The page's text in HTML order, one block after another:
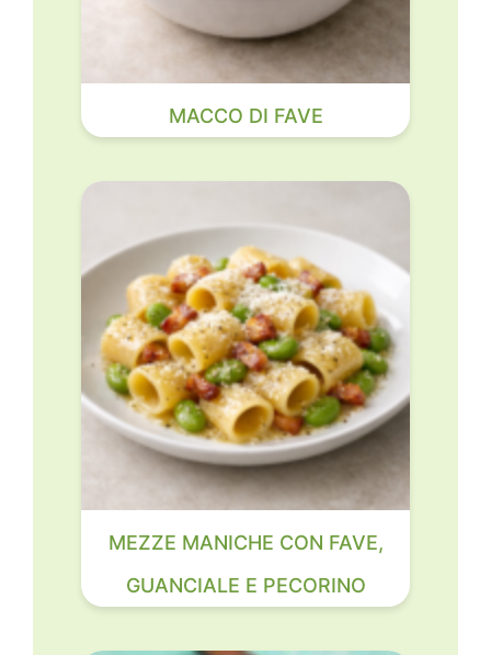
MACCO DI FAVE
MEZZE MANICHE CON FAVE,
GUANCIALE E PECORINO